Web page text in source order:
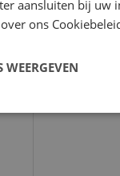
aansluiten bij uw
ons
WEERGEVEN